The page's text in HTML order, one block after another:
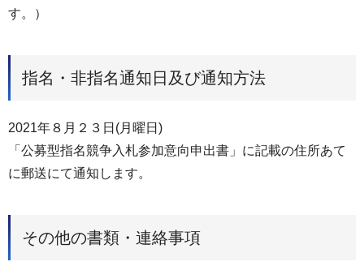
す。）
指名・非指名通知日及び通知方法
2021年８月２３日(月曜日)
「公募型指名競争入札参加意向申出書」に記載の住所あて
に郵送にて通知します。
その他の書類・連絡事項